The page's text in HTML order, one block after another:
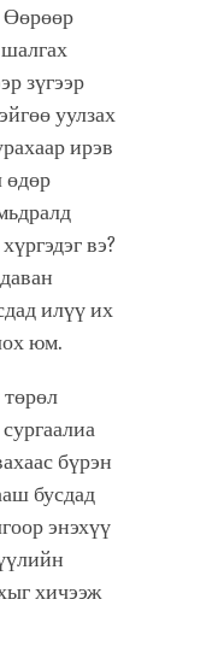
Өөрөөр
зүгээр
уулзах
ирэв
өдөр
вэ?
илүү их
юм.
бүрэн
бусдад
энэхүү
хичээж